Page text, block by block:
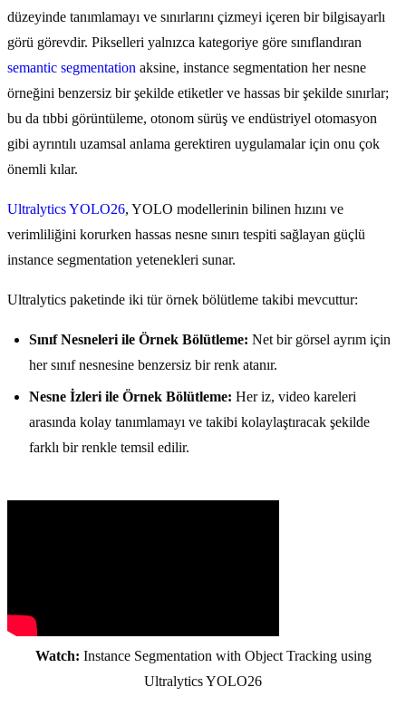
düzeyinde tanımlamayı ve sınırlarını çizmeyi içeren bir bilgisayarlı
görü görevdir. Pikselleri yalnızca kategoriye göre sınıflandıran
semantic segmentation aksine, instance segmentation her nesne
örneğini benzersiz bir şekilde etiketler ve hassas bir şekilde sınırlar;
bu da tıbbi görüntüleme, otonom sürüş ve endüstriyel otomasyon
gibi ayrıntılı uzamsal anlama gerektiren uygulamalar için onu çok
önemli kılar.
Ultralytics YOLO26, YOLO modellerinin bilinen hızını ve
verimliliğini korurken hassas nesne sınırı tespiti sağlayan güçlü
instance segmentation yetenekleri sunar.
Ultralytics paketinde iki tür örnek bölütleme takibi mevcuttur:
Sınıf Nesneleri ile Örnek Bölütleme: Net bir görsel ayrım için
her sınıf nesnesine benzersiz bir renk atanır.
Nesne İzleri ile Örnek Bölütleme: Her iz, video kareleri
arasında kolay tanımlamayı ve takibi kolaylaştıracak şekilde
farklı bir renkle temsil edilir.
Watch: Instance Segmentation with Object Tracking using
Ultralytics YOLO26